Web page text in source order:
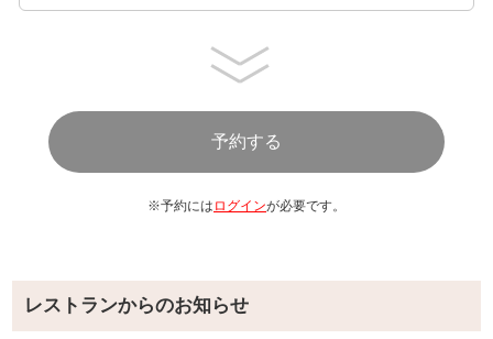
※予約には ログインが必要です。
レストランからのお知らせ